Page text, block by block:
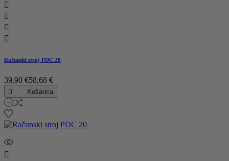




Računski stroj PDC 20
39,90 €58,68 €
 Košarica
